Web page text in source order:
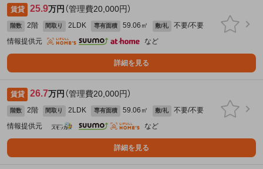
賃貸 25.9万円 （管理費20,000円）
階数 2階 間取り 2LDK 専有面積 59.06㎡ 敷/礼
不要/不要
情報提供元
など
詳細を見る
賃貸 26.7万円 （管理費20,000円）
階数 2階 間取り 2LDK 専有面積 59.06㎡ 敷/礼
不要/不要
情報提供元
など
詳細を見る